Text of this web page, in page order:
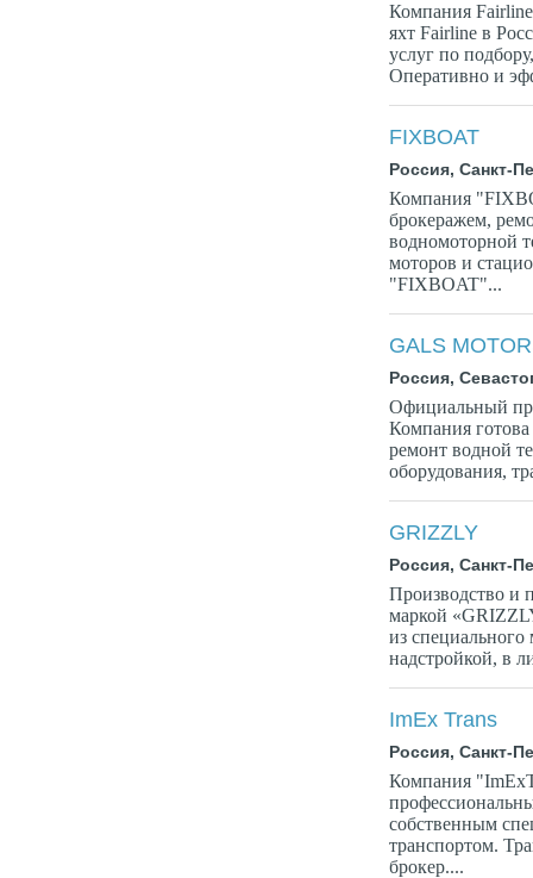
Компания
яхт Fairline в
услуг по
Оперативно и
FIXBOAT
Россия, Санкт-
Компания
брокеражем,
водномоторной
моторов и
"FIXBOAT"...
GALS
Россия,
Официальный
Компания
ремонт водной
оборудования,
GRIZZLY
Россия, Санкт-
Производство и
маркой
из
надстройкой, в
ImEx Trans
Россия, Санкт-
Компания
собственным
транспортом.
брокер....